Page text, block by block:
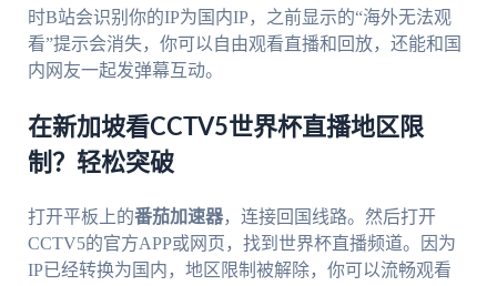
时B站会识别你的IP为国内IP，之前显示的“海外无法观
看”提示会消失，你可以自由观看直播和回放，还能和国
内网友一起发弹幕互动。
在新加坡看CCTV5世界杯直播地区限
制？轻松突破
打开平板上的番茄加速器，连接回国线路。然后打开
CCTV5的官方APP或网页，找到世界杯直播频道。因为
IP已经转换为国内，地区限制被解除，你可以流畅观看